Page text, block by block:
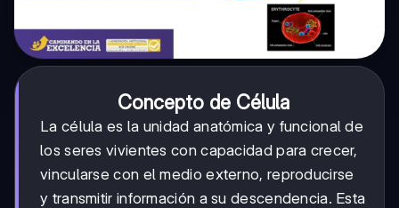
Concepto de Célula
La célula es la unidad anatómica y funcional de
los seres vivientes con capacidad para crecer,
vincularse con el medio externo, reproducirse
y transmitir información a su descendencia. Esta